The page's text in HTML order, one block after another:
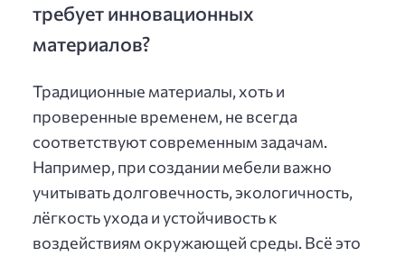
требует инновационных
материалов?
Традиционные материалы, хоть и
проверенные временем, не всегда
соответствуют современным задачам.
Например, при создании мебели важно
учитывать долговечность, экологичность,
лёгкость ухода и устойчивость к
воздействиям окружающей среды. Всё это